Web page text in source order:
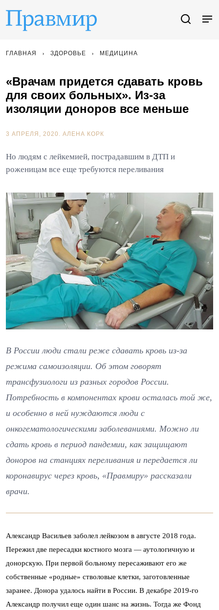
ГЛАВНАЯ ЗДОРОВЬЕ МЕДИЦИНА
«Врачам придется сдавать кровь
для своих больных». Из-за
изоляции доноров все меньше
3 АПРЕЛЯ, 2020. АЛЕНА КОРК
Но людям с лейкемией, пострадавшим в ДТП и
роженицам все еще требуются переливания
В России люди стали реже сдавать кровь из-за
режима самоизоляции. Об этом говорят
трансфузиологи из разных городов России.
Потребность в компонентах крови осталась той же,
и особенно в ней нуждаются люди с
онкогематологическими заболеваниями. Можно ли
сдать кровь в период пандемии, как защищают
доноров на станциях переливания и передается ли
коронавирус через кровь, «Правмиру» рассказали
врачи.
Александр Васильев заболел лейкозом в августе 2018 года.
Пережил две пересадки костного мозга — аутологичную и
донорскую. При первой больному пересаживают его же
собственные «родные» стволовые клетки, заготовленные
заранее. Донора удалось найти в России. В декабре 2019-го
Александр получил еще один шанс на жизнь. Тогда же Фонд